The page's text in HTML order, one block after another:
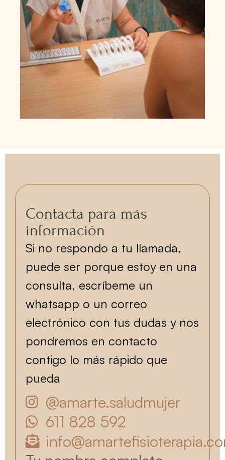
Contacta para más
información
Si no respondo a tu llamada,
puede ser porque estoy en una
consulta, escríbeme un
whatsapp o un correo
electrónico con tus dudas y nos
pondremos en contacto
contigo lo más rápido que
pueda
@amarte.saludmujer
611 828 592